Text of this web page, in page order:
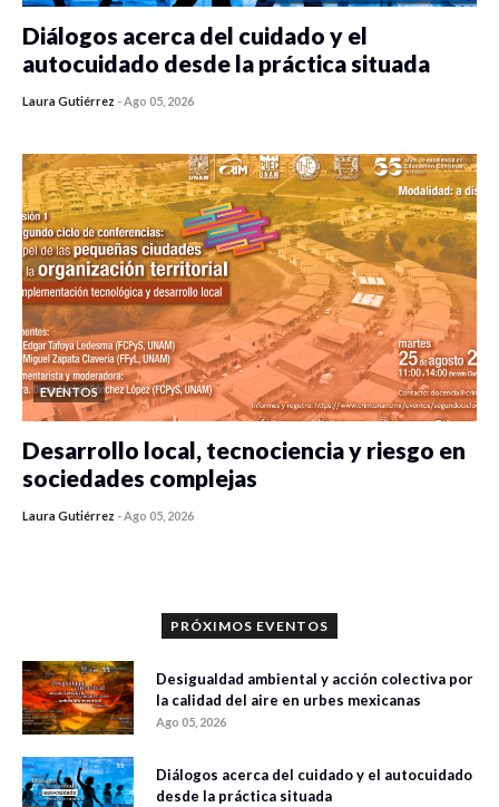
Diálogos acerca del cuidado y el
autocuidado desde la práctica situada
Laura Gutiérrez -Ago 05, 2026
EVENTOS
Desarrollo local, tecnociencia y riesgo en
sociedades complejas
Laura Gutiérrez -Ago 05, 2026
PRÓXIMOS EVENTOS
Desigualdad ambiental y acción colectiva por
la calidad del aire en urbes mexicanas
Ago 05, 2026
Diálogos acerca del cuidado y el autocuidado
desde la práctica situada